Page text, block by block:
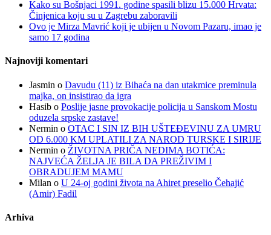
Kako su Bošnjaci 1991. godine spasili blizu 15.000 Hrvata:
Činjenica koju su u Zagrebu zaboravili
Ovo je Mirza Mavrić koji je ubijen u Novom Pazaru, imao je
samo 17 godina
Najnoviji komentari
Jasmin o Davudu (11) iz Bihaća na dan utakmice preminula
majka, on insistirao da igra
Hasib o Poslije jasne provokacije policija u Sanskom Mostu
oduzela srpske zastave!
Nermin o OTAC I SIN IZ BIH UŠTEĐEVINU ZA UMRU
OD 6.000 KM UPLATILI ZA NAROD TURSKE I SIRIJE
Nermin o ŽIVOTNA PRIČA NEDIMA BOTIĆA:
NAJVEĆA ŽELJA JE BILA DA PREŽIVIM I
OBRADUJEM MAMU
Milan o U 24-oj godini života na Ahiret preselio Čehajić
(Amir) Fadil
Arhiva